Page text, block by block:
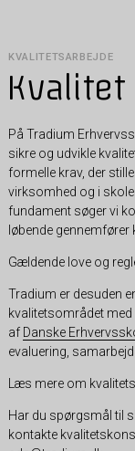
KVALITETSARBEJDE
Kvalitet
På Tradium
sikre og udvikle
formelle krav, der
virksomhed og i
fundament søger vi
løbende
Gældende love og
Tradium er desuden
kvalitetsområdet
af Danske
evaluering,
Læs mere om
Har du spørgsmål til
kontakte